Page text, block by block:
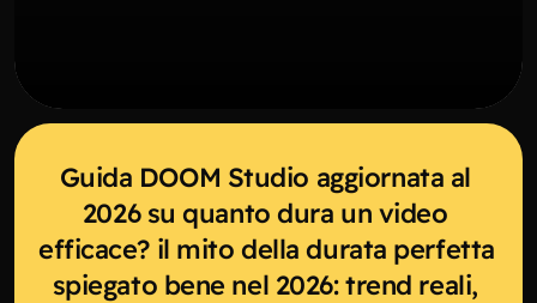
Guida DOOM Studio aggiornata al
2026 su quanto dura un video
efficace? il mito della durata perfetta
spiegato bene nel 2026: trend reali,